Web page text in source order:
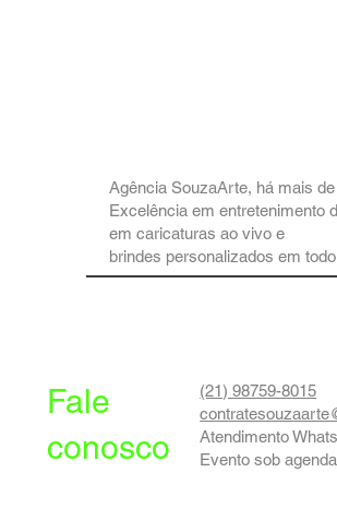
Agência SouzaArte, há mais
Excelência em entretenimento
em caricaturas ao vivo e
brindes personalizados em
Fale
conosco
(21) 98759-8015
Atendimento
Evento sob